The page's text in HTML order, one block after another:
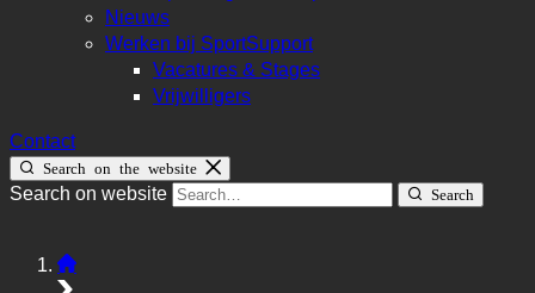
Nieuws
Werken bij SportSupport
Vacatures & Stages
Vrijwilligers
Contact
Search on the website
Search on website Search